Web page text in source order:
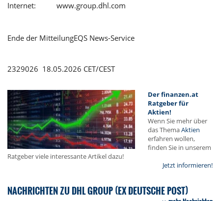
Internet:
www.group.dhl.com
Ende der MitteilungEQS News-Service
2329026 18.05.2026 CET/CEST
Der finanzen.at
Ratgeber für
Aktien!
Wenn Sie mehr über
das ThemaAktien
erfahren wollen,
finden Sie in unserem
Ratgeber viele interessante Artikel dazu!
Jetzt informieren!
NACHRICHTEN ZU DHL GROUP (EX DEUTSCHE POST)